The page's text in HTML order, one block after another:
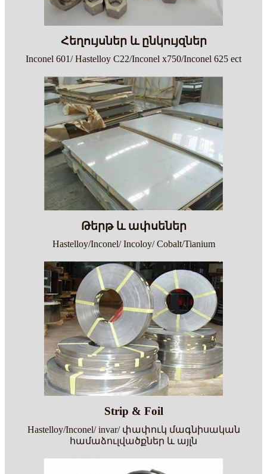
Հեղույսներ և ընկույզներ
Inconel 601/ Hastelloy C22/Inconel x750/Inconel 625 ect
Թերթ և ափսեներ
Hastelloy/Inconel/ Incoloy/ Cobalt/Tianium
Strip & Foil
Hastelloy/Inconel/ invar/ փափուկ մագնիսական
համաձուլվածքներ և այլն